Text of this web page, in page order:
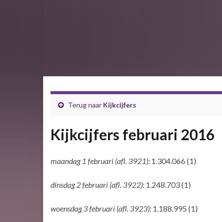
Terug naar Kijkcijfers
Kijkcijfers februari 2016
maandag 1 februari (afl. 3921): 1.304.066 (1)
dinsdag 2 februari (afl. 3922): 1.248.703 (1)
woensdag 3 februari (afl. 3923): 1.188.995 (1)